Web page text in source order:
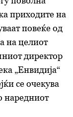
приходите на
повеќе од
на целиот
директор
„Енвидија“
се очекува
наредниот